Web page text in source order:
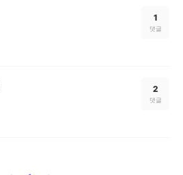
1
댓글
2
댓글